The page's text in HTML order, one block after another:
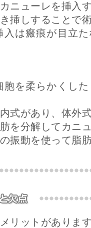
ニューレを挿入
挿しすることで
入は瘢痕が目立
を柔らかくし
式があり、体外
を分解してカニ
振動を使って脂
リットがありま